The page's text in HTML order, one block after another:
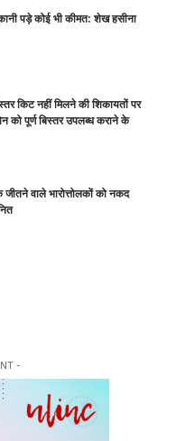
पड़े कोई भी कीमत: शेख हसीना
किट नहीं मिलने की शिकायतों पर
को पूर्ण बिस्तर उपलब्ध कराने के
वाले भारोत्तोलकों को नकद
-